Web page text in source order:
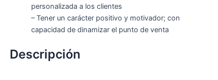
personalizada a los clientes
– Tener un carácter positivo y motivador; con
capacidad de dinamizar el punto de venta
Descripción